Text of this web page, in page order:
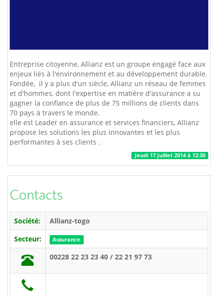
Entreprise citoyenne, Allianz est un groupe engagé face aux
enjeux liés à l'environnement et au développement durable.
Fondée, il y a plus d'un siècle, Allianz un réseau de femmes
et d'hommes, dont l'expertise en matière d'assurance a su
gagner la confiance de plus de 75 millions de clients dans
70 pays à travers le monde.
elle est Leader en assurance et services financiers, Allianz
propose les solutions les plus innovantes et les plus
performantes à ses clients .
Jeudi 17 Juillet 2014 à 12:30
Contacts
Société:
Allianz-togo
Secteur:
Assurance
00228 22 23 23 40 / 22 21 97 73